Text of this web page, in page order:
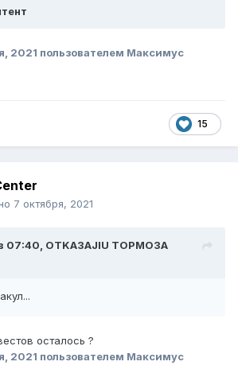
2021 пользователем Максимус
15
7 октября, 2021
07:40, OTKA3AJIU TOPMO3A
осталось ?
2021 пользователем Максимус